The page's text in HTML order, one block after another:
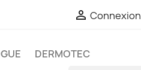
 Connexion
DERMOTEC